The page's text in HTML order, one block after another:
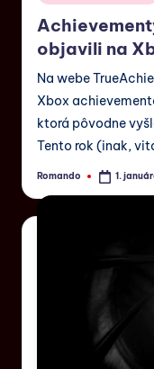
objavili na
Na webe
Xbox
ktorá pôvodne
Tento rok (inak,
Romando 1.